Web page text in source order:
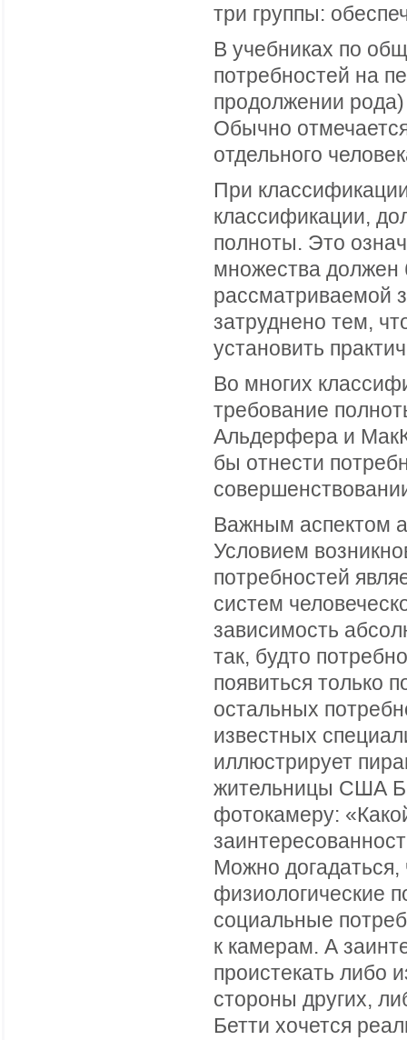
три группы:
В учебниках по
потребностей на
продолжении
Обычно
отдельного
При
классификации,
полноты. Это
множества должен
рассматриваемой
затруднено тем,
установить
Во многих
требование
Альдерфера и
бы отнести
Важным аспектом
Условием
потребностей
систем
зависимость
так, будто
появиться только
остальных
известных
иллюстрирует
жительницы США
фотокамеру:
Можно догадаться,
физиологические
социальные
к камерам. А
проистекать либо
стороны других,
Бетти хочется